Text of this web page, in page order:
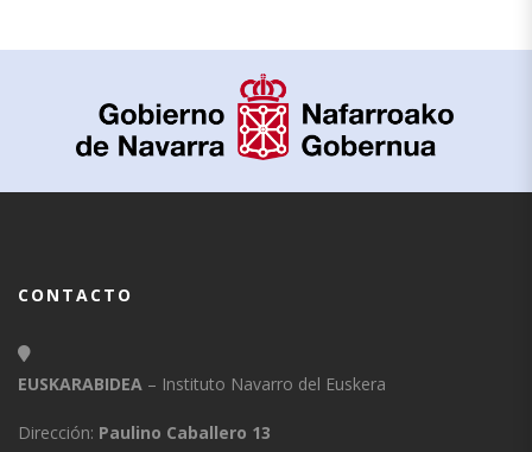
CONTACTO
EUSKARABIDEA – Instituto Navarro del Euskera
Dirección: Paulino Caballero 13